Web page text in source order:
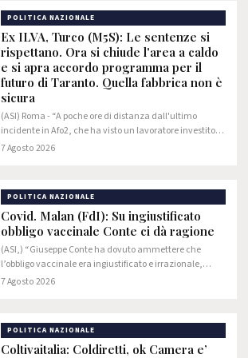
POLITICA NAZIONALE
Ex ILVA, Turco (M5S): Le sentenze si
rispettano. Ora si chiude l'area a caldo
e si apra accordo programma per il
futuro di Taranto. Quella fabbrica non è
sicura
(ASI) Roma - “A poche ore di distanza dall'ultimo
incidente in Afo2, che ha visto un lavoratore investito
da un muletto, è bene ricordare al Governo che le
7 Agosto 2026
POLITICA NAZIONALE
Covid. Malan (FdI): Su ingiustificato
obbligo vaccinale Conte ci dà ragione
(ASI,) “Giuseppe Conte ha dovuto ammettere che
l’obbligo vaccinale era ingiustificato e irrazionale,
come Fratelli d’Italia ha sempre sostenuto. Proprio lui,
7 Agosto 2026
POLITICA NAZIONALE
Coltivaitalia: Coldiretti, ok Camera e’